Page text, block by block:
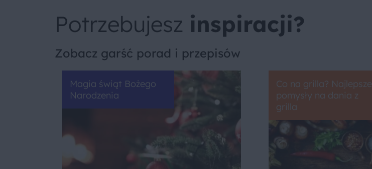
Potrzebujesz inspiracji?
Zobacz garść porad i przepisów
Magia świąt Bożego
Narodzenia
Co na grilla? Najlepsze
pomysły na dania z
grilla